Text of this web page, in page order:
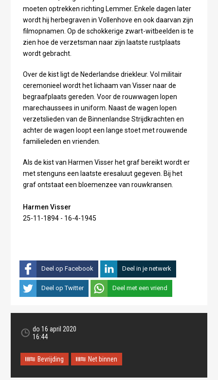
moeten optrekken richting Lemmer. Enkele dagen later
wordt hij herbegraven in Vollenhove en ook daarvan zijn
filmopnamen. Op de schokkerige zwart-witbeelden is te
zien hoe de verzetsman naar zijn laatste rustplaats
wordt gebracht.
Over de kist ligt de Nederlandse driekleur. Vol militair
ceremonieel wordt het lichaam van Visser naar de
begraafplaats gereden. Voor de rouwwagen lopen
marechaussees in uniform. Naast de wagen lopen
verzetslieden van de Binnenlandse Strijdkrachten en
achter de wagen loopt een lange stoet met rouwende
familieleden en vrienden.
Als de kist van Harmen Visser het graf bereikt wordt er
met stenguns een laatste eresaluut gegeven. Bij het
graf ontstaat een bloemenzee van rouwkransen.
Harmen Visser
25-11-1894 - 16-4-1945
Deel op Facebook Deel in je netwerk
Deel op Twitter Deel met een vriend
do 16 april 2020
16:44
Bevrijding Net binnen